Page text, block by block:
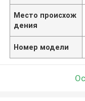
Место происхож
дения
Номер модели